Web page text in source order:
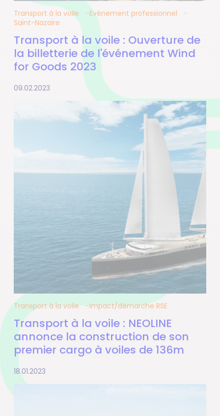
Transport à la voile
Evénement professionnel
Saint-Nazaire
Transport à la voile : Ouverture de
la billetterie de l'événement Wind
for Goods 2023
09.02.2023
Transport à la voile Impact/démarche RSE
Transport à la voile : NEOLINE
annonce la construction de son
premier cargo à voiles de 136m
18.01.2023